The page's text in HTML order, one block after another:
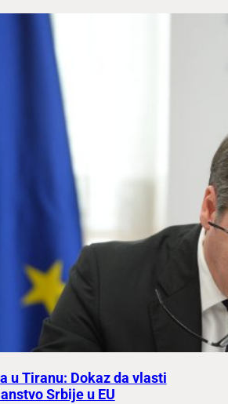
u Tiranu: Dokaz da vlasti
Srbije u EU